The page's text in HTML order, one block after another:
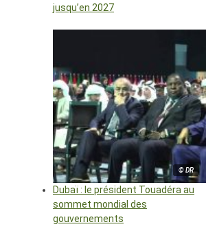
jusqu’en 2027
© DR
Dubaï : le président Touadéra au
sommet mondial des
gouvernements